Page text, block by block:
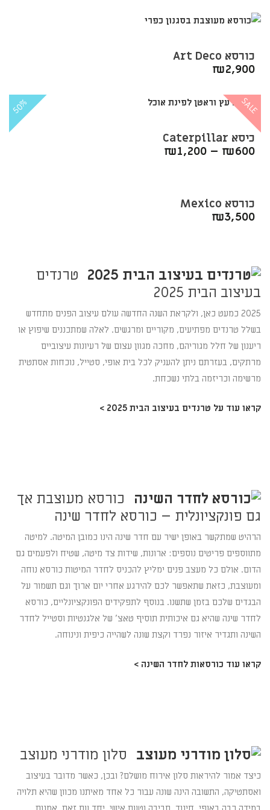
כורסא Art Deco
₪2,900
50% SALE
כיסא Caterpillar
₪600
–
₪1,200
כורסא Mexico
₪3,500
טרנדים
בעיצוב הבית 2025
2025 כמעט כאן, ולקראת השנה החדשה עולם עיצוב הפנים מתחדש
בשלל טרנדים מפתיעים, מקוריים ומרגשים. לאלה שמתכננים שיפוץ או
ריענון של חלל מגוריהם, מחכה מגוון עצום של רעיונות עיצוביים
מרתקים, בעזרתם ניתן להעניק לכל בית אופי, סטייל, נוכחות אסתטית
מרשימה וכריזמה בלתי נשכחת.
קראו עוד על טרנדים בעיצוב הבית 2025 >
כורסא מעוצבת אך
גם פונקציונלית – כורסא לחדר שינה
הרהיט שמתקשר באופן ישיר עם חדר שינה הינו כמובן המיטה. למיטה
מתווספים פריטים נוספים: ארונות, שידות צד מיטה, שטיח ולפעמים גם
הדום. אולם כל מעצב פנים ימליץ להכניס לחדר המיטות כורסא נוחה
ומעוצבת, כזאת שתאפשר לכם להירגע אחרי יום ארוך וגם תשמור על
הבגדים שלכם בזמן שתשנו. בנוסף לתפקידים הפונקציונליים, כורסא
לחדר שינה שהיא גם איכותית תוסיף טאצ' של אלגנטיות וסטייל לחדר
השינה ותגדיר איזור נפרד וקצת שונה לשהייה כיפית ונינוחה.
קראו עוד כורסאות לחדר השינה >
סלון מודרני מעוצב
כיצד אמור להיראות סלון אירוח מושלם? ובכן, כאשר מדובר בעיצוב
ואסתטיקה, התשובה הינה שונה עבור כל אחד מאיתנו מכוון שהיא תלויה